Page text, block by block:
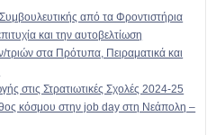
από τα Φροντιστήρια
και την αυτοβελτίωση
στα Πρότυπα, Πειραματικά και
στις Στρατιωτικές Σχολές 2024-25
κόσμου στην job day στη Νεάπολη –